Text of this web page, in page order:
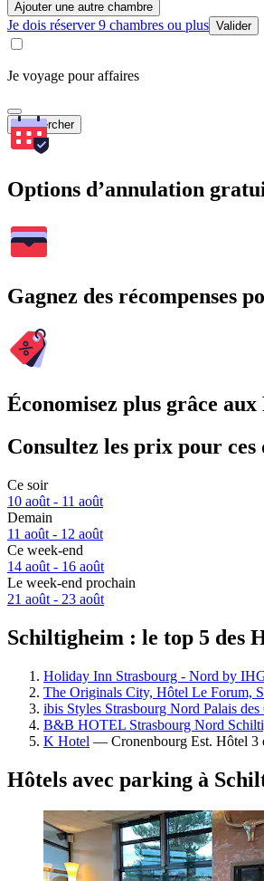
Ajouter une autre chambre
Je dois réserver 9 chambres ou plus Valider
Je voyage pour affaires
Rechercher
Options d’annulation
Gagnez des récompenses
Économisez plus grâce
Consultez les prix pour ces
Ce soir
10 août - 11 août
Demain
11 août - 12 août
Ce week-end
14 août - 16 août
Le week-end prochain
21 août - 23 août
Schiltigheim : le top 5 des
Holiday Inn Strasbourg - Nord by
The Originals City, Hôtel Le Forum,
ibis Styles Strasbourg Nord Palais des
B&B HOTEL Strasbourg Nord
K Hotel — Cronenbourg Est. Hôtel 3
Hôtels avec parking à